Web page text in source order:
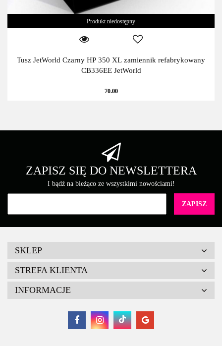
Produkt niedostępny
Tusz JetWorld Czarny HP 350 XL zamiennik refabrykowany
CB336EE JetWorld
70.00
ZAPISZ SIĘ DO NEWSLETTERA
I bądź na bieżąco ze wszystkimi nowościami!
SKLEP
STREFA KLIENTA
INFORMACJE